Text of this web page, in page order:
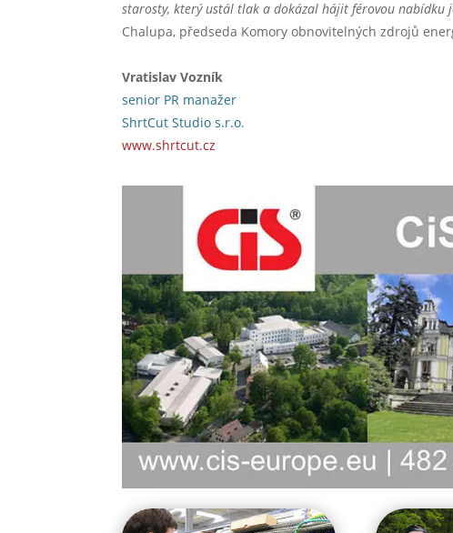
starosty, který ustál tlak a dokázal hájit férovou nabídku
Chalupa, předseda Komory obnovitelných zdrojů
Vratislav Vozník
senior PR manažer
ShrtCut Studio s.r.o.
www.shrtcut.cz